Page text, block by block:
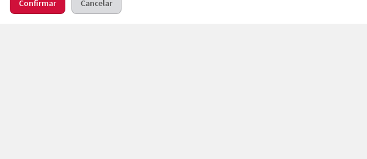
Confirmar Cancelar